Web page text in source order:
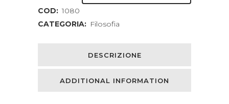
COD: 1080
CATEGORIA: Filosofia
DESCRIZIONE
ADDITIONAL INFORMATION